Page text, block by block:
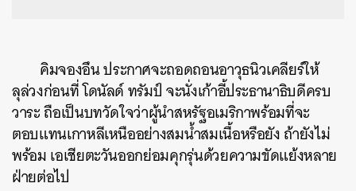
คิมจองอึน ประกาศจะถอดถอนอาวุธนิวเคลียร์ให้
ลุล่วงก่อนที่ โดนัลด์ ทรัมป์ จะนั่งเก้าอี้ประธานาธิบดีครบ
วาระ ถือเป็นบทวัดใจว่าผู้นำสหรัฐอเมริกาพร้อมที่จะ
ตอบแทนเกาหลีเหนืออย่างสมน้ำสมเนื้อหรือยัง ถ้ายังไม่
พร้อม เอเชียตะวันออกย่อมคุกรุ่นด้วยความขัดแย้งหลาย
ฝ่ายต่อไป